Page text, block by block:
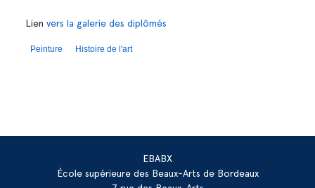
Lien vers la galerie des diplômés
Peinture Histoire de l'art
EBABX
École supérieure des Beaux-Arts de Bordeaux